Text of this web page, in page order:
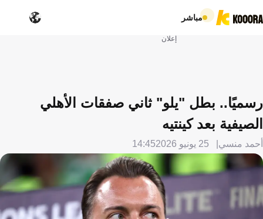
مباشر
إعلان
رسميًا.. بطل "يلو" ثاني صفقات الأهلي
الصيفية بعد كينتيه
أحمد منسي 25 يونيو 2026 14:45